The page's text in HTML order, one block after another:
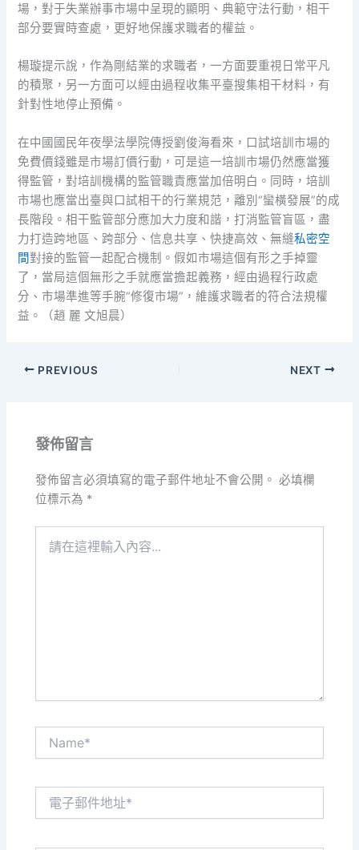
場，對于失業辦事市場中呈現的顯明、典範守法行動，相干
部分要實時查處，更好地保護求職者的權益。
楊璇提示說，作為剛結業的求職者，一方面要重視日常平凡
的積聚，另一方面可以經由過程收集平臺搜集相干材料，有
針對性地停止預備。
在中國國民年夜學法學院傳授劉俊海看來，口試培訓市場的
免費價錢雖是市場訂價行動，可是這一培訓市場仍然應當獲
得監管，對培訓機構的監管職責應當加倍明白。同時，培訓
市場也應當出臺與口試相干的行業規范，離別“蠻橫發展”的成
長階段。相干監管部分應加大力度和諧，打消監管盲區，盡
力打造跨地區、跨部分、信息共享、快捷高效、無縫私密空
間對接的監管一起配合機制。假如市場這個有形之手掉靈
了，當局這個無形之手就應當擔起義務，經由過程行政處
分、市場準進等手腕“修復市場”，維護求職者的符合法規權
益。（趙 麗 文旭晨）
PREVIOUS NEXT
發佈留言
發佈留言必須填寫的電子郵件地址不會公開。 必填欄
位標示為 *